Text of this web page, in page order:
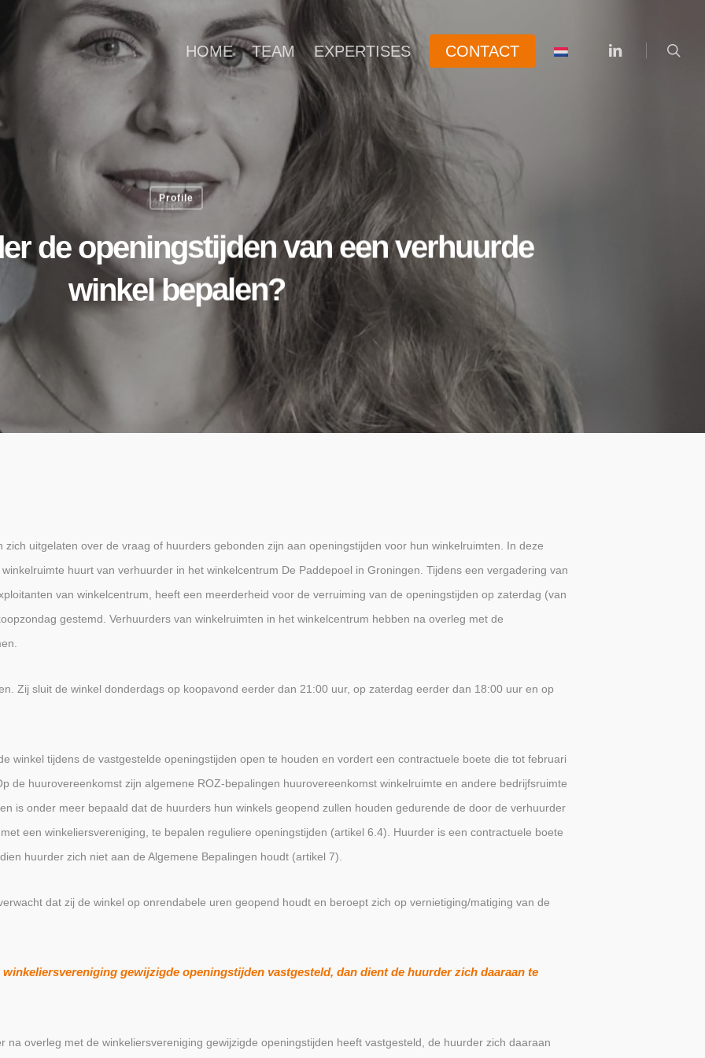
HOME TEAM EXPERTISES CONTACT linkedin
Profile
de openingstijden van een verhuurde
winkel bepalen?
uitgelaten over de vraag of huurders gebonden zijn aan openingstijden voor hun winkelruimten. In deze
huurt van verhuurder in het winkelcentrum De Paddepoel in Groningen. Tijdens een vergadering van
van winkelcentrum, heeft een meerderheid voor de verruiming van de openingstijden op zaterdag (van
gestemd. Verhuurders van winkelruimten in het winkelcentrum hebben na overleg met de
Zij sluit de winkel donderdags op koopavond eerder dan 21:00 uur, op zaterdag eerder dan 18:00 uur en op
winkel tijdens de vastgestelde openingstijden open te houden en vordert een contractuele boete die tot februari
de huurovereenkomst zijn algemene ROZ-bepalingen huurovereenkomst winkelruimte en andere bedrijfsruimte
is onder meer bepaald dat de huurders hun winkels geopend zullen houden gedurende de door de verhuurder
een winkeliersvereniging, te bepalen reguliere openingstijden (artikel 6.4). Huurder is een contractuele boete
huurder zich niet aan de Algemene Bepalingen houdt (artikel 7).
dat zij de winkel op onrendabele uren geopend houdt en beroept zich op vernietiging/matiging van de
gewijzigde openingstijden vastgesteld, dan dient de huurder zich daaraan te
na overleg met de winkeliersvereniging gewijzigde openingstijden heeft vastgesteld, de huurder zich daaraan